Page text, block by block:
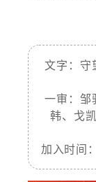
文字：
一审：
韩、戈
加入时